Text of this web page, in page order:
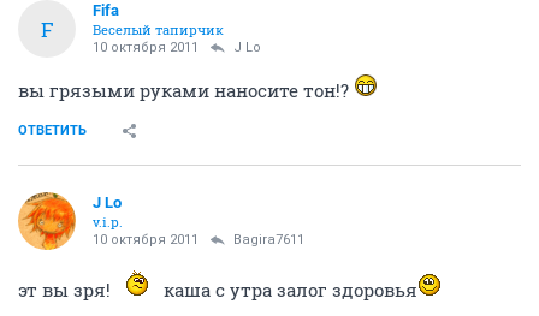
F
Fifa
Веселый тапирчик
10 октября 2011 J Lo
вы грязыми руками наносите тон!?
ОТВЕТИТЬ
J Lo
v.i.p.
10 октября 2011 Bagira7611
эт вы зря! каша с утра залог здоровья